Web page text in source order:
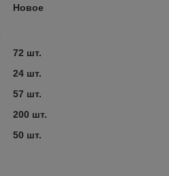
Новое
72 шт.
24 шт.
57 шт.
200 шт.
50 шт.